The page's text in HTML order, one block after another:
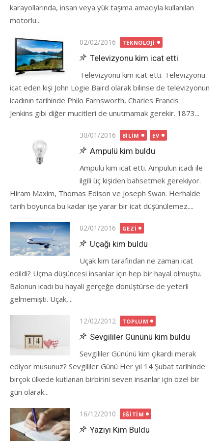
karayollarında, insan veya yük taşıma amacıyla kullanılan
motorlu...
Posted
on
02/02/2016 TEKNOLOJI
Televizyonu kim icat etti
Televizyonu kim icat etti. Televizyonu
icat eden kişi John Logie Baird olarak bilinse de televizyonun
icadının tarihinde Philo Farnsworth, Charles Francis
Jenkins gibi diğer mucitleri de unutmamak gerekir. 1873...
Posted
on
30/01/2016 BILIM EV
Ampulü kim buldu
Ampulü kim icat etti. Ampulün icadı ile
ilgili üç kişiden bahsetmek gerekiyor.
Hiram Maxim, Thomas Edison ve Joseph Swan. Herhalde
tarih boyunca bu kadar işe yarar bir icat düşünülemez....
Posted
on
02/01/2016 GEZI
Uçağı kim buldu
Uçak kim tarafından ne zaman icat
edildi? Uçma düşüncesi insanlar için hep bir hayal olmuştu.
Balonun icadı bu hayali gerçeğe dönüştürse de yeterli
gelmemişti. Uçak,...
Posted
on
12/02/2012 TOPLUM
Sevgililer Gününü kim buldu
Sevgililer Gününü kim çıkardı merak
ediyor musunuz? Sevgililer Günü Her yıl 14 Şubat tarihinde
birçok ülkede kutlanan birbirini seven insanlar için özel bir
gün olarak...
Posted
on
16/12/2010 EĞITIM
Yazıyı Kim Buldu